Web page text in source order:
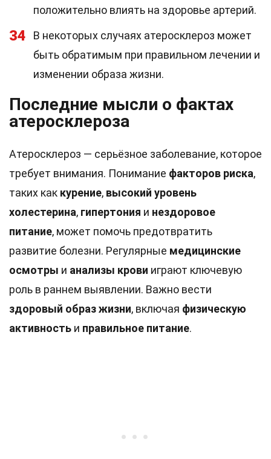
положительно влиять на здоровье артерий.
34
В некоторых случаях атеросклероз может
быть обратимым при правильном лечении и
изменении образа жизни.
Последние мысли о фактах
атеросклероза
Атеросклероз — серьёзное заболевание, которое
требует внимания. Понимание факторов риска,
таких как курение, высокий уровень
холестерина, гипертония и нездоровое
питание, может помочь предотвратить
развитие болезни. Регулярные медицинские
осмотры и анализы крови играют ключевую
роль в раннем выявлении. Важно вести
здоровый образ жизни, включая физическую
активность и правильное питание.